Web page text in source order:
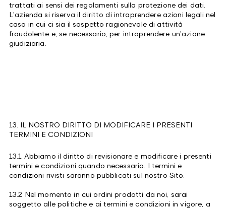
trattati ai sensi dei regolamenti sulla protezione dei dati.
L'azienda si riserva il diritto di intraprendere azioni legali nel
caso in cui ci sia il sospetto ragionevole di attività
fraudolente e, se necessario, per intraprendere un'azione
giudiziaria.
13. IL NOSTRO DIRITTO DI MODIFICARE I PRESENTI
TERMINI E CONDIZIONI
13.1 Abbiamo il diritto di revisionare e modificare i presenti
termini e condizioni quando necessario. I termini e
condizioni rivisti saranno pubblicati sul nostro Sito.
13.2 Nel momento in cui ordini prodotti da noi, sarai
soggetto alle politiche e ai termini e condizioni in vigore, a